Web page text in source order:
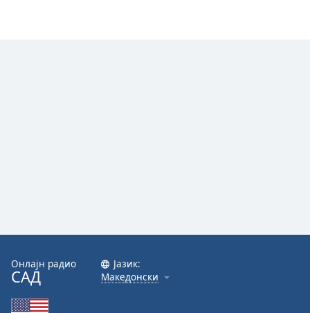
Онлајн радио
САД
Јазик:
Македонски